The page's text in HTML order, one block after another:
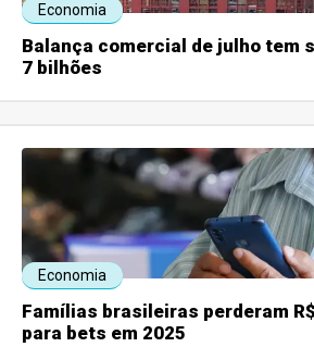
Economia
Balança comercial de julho tem
7 bilhões
Economia
Famílias brasileiras perderam
para bets em 2025